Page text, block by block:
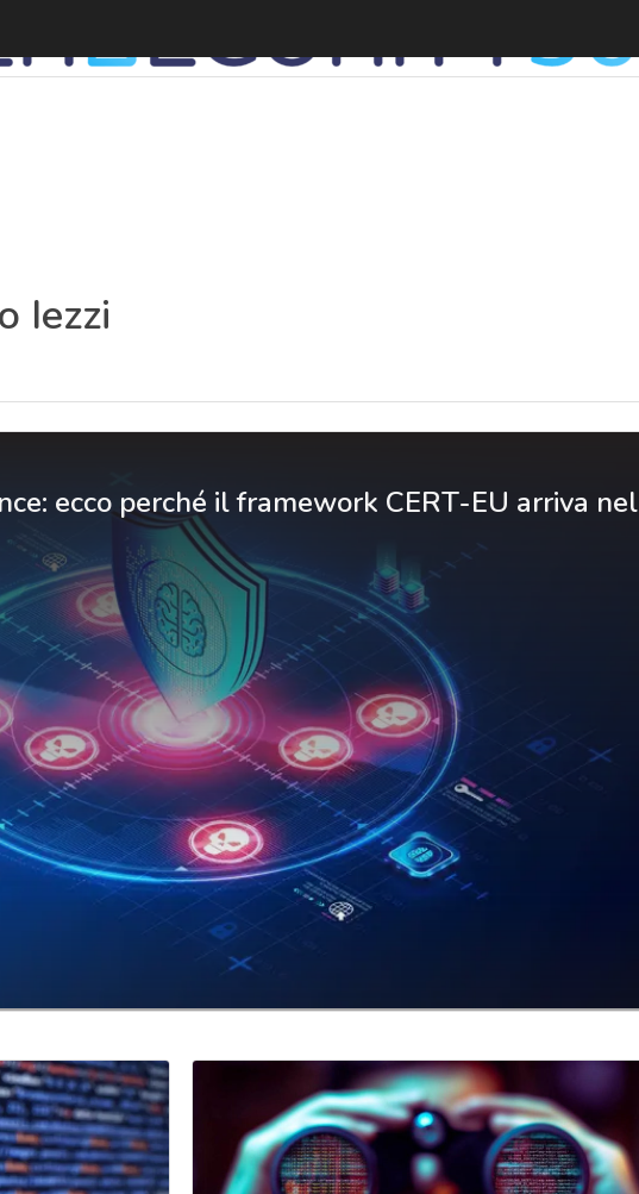
Iezzi
ecco perché il framework CERT-EU arriva nel